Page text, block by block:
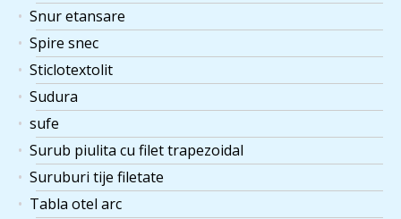
Snur etansare
Spire snec
Sticlotextolit
Sudura
sufe
Surub piulita cu filet trapezoidal
Suruburi tije filetate
Tabla otel arc